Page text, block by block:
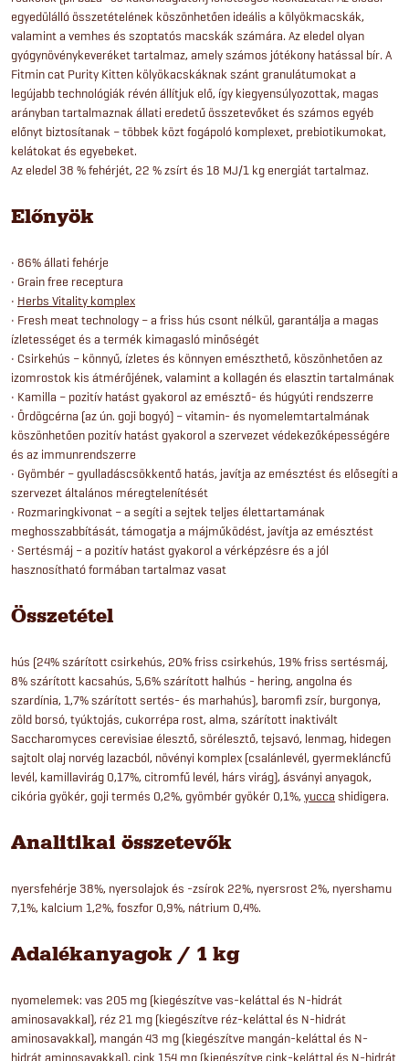
egyedülálló összetételének köszönhetően ideális a kölyökmacskák,
valamint a vemhes és szoptatós macskák számára. Az eledel olyan
gyógynövénykeveréket tartalmaz, amely számos jótékony hatással bír. A
Fitmin cat Purity Kitten kölyökacskáknak szánt granulátumokat a
legújabb technológiák révén állítjuk elő, így kiegyensúlyozottak, magas
arányban tartalmaznak állati eredetű összetevőket és számos egyéb
előnyt biztosítanak – többek közt fogápoló komplexet, prebiotikumokat,
kelátokat és egyebeket.
Az eledel 38 % fehérjét, 22 % zsírt és 18 MJ/1 kg energiát tartalmaz.
Előnyök
• 86% állati fehérje
• Grain free receptura
• Herbs Vitality komplex
• Fresh meat technology – a friss hús csont nélkül, garantálja a magas
ízletességet és a termék kimagasló minőségét
• Csirkehús – könnyű, ízletes és könnyen emészthető, köszönhetően az
izomrostok kis átmérőjének, valamint a kollagén és elasztin tartalmának
• Kamilla – pozitív hatást gyakorol az emésztő- és húgyúti rendszerre
• Ördögcérna (az ún. goji bogyó) – vitamin- és nyomelemtartalmának
köszönhetően pozitív hatást gyakorol a szervezet védekezőképességére
és az immunrendszerre
• Gyömbér – gyulladáscsökkentő hatás, javítja az emésztést és elősegíti a
szervezet általános méregtelenítését
• Rozmaringkivonat – a segíti a sejtek teljes élettartamának
meghosszabbítását, támogatja a májműködést, javítja az emésztést
• Sertésmáj – a pozitív hatást gyakorol a vérképzésre és a jól
hasznosítható formában tartalmaz vasat
Összetétel
hús (24% szárított csirkehús, 20% friss csirkehús, 19% friss sertésmáj,
8% szárított kacsahús, 5,6% szárított halhús - hering, angolna és
szardínia, 1,7% szárított sertés- és marhahús), baromfi zsír, burgonya,
zöld borsó, tyúktojás, cukorrépa rost, alma, szárított inaktivált
Saccharomyces cerevisiae élesztő, sörélesztő, tejsavó, lenmag, hidegen
sajtolt olaj norvég lazacból, növényi komplex (csalánlevél, gyermekláncfű
levél, kamillavirág 0,17%, citromfű levél, hárs virág), ásványi anyagok,
cikória gyökér, goji termés 0,2%, gyömbér gyökér 0,1%, yucca shidigera.
Analitikai összetevők
nyersfehérje 38%, nyersolajok és -zsírok 22%, nyersrost 2%, nyershamu
7,1%, kalcium 1,2%, foszfor 0,9%, nátrium 0,4%.
Adalékanyagok / 1 kg
nyomelemek: vas 205 mg (kiegészítve vas-keláttal és N-hidrát
aminosavakkal), réz 21 mg (kiegészítve réz-keláttal és N-hidrát
aminosavakkal), mangán 43 mg (kiegészítve mangán-keláttal és N-
hidrát aminosavakkal), cink 154 mg (kiegészítve cink-keláttal és N-hidrát